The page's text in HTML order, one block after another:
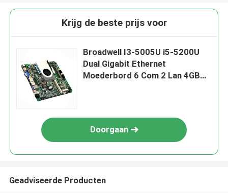
Krijg de beste prijs voor
Broadwell I3-5005U i5-5200U
Dual Gigabit Ethernet
Moederbord 6 Com 2 Lan 4GB
Doorgaan
Geadviseerde Producten